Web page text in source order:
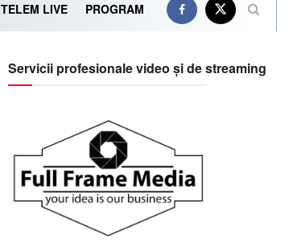
TELEM LIVE PROGRAM
Servicii profesionale video și de streaming